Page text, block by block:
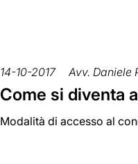
14-10-2017 Avv. Daniele
Come si diventa
Modalità di accesso al